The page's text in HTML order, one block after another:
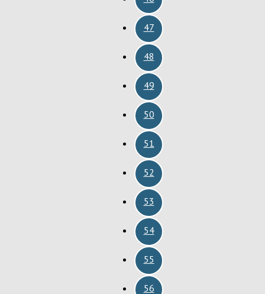
47
48
49
50
51
52
53
54
55
56